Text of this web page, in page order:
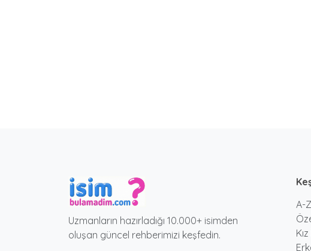
Uzmanların hazırladığı 10.000+ isimden
oluşan güncel rehberimizi keşfedin.
A-